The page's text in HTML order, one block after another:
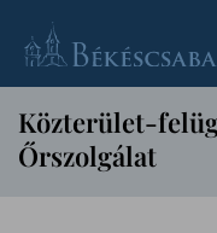
Közterület-
Őrszolgálat